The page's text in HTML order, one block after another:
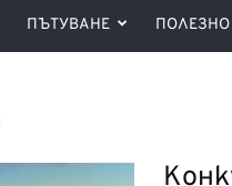
ПЪТУВАНЕ ПОЛЕЗНО